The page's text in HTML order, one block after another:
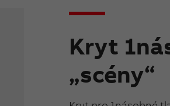
Kryt
„scény“